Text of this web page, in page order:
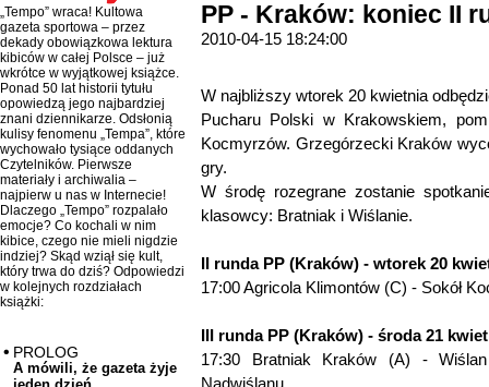
„Tempo” wraca! Kultowa
gazeta sportowa – przez
dekady obowiązkowa lektura
kibiców w całej Polsce – już
wkrótce w wyjątkowej książce.
Ponad 50 lat historii tytułu
opowiedzą jego najbardziej
znani dziennikarze. Odsłonią
kulisy fenomenu „Tempa”, które
wychowało tysiące oddanych
Czytelników. Pierwsze
materiały i archiwalia –
najpierw u nas w Internecie!
Dlaczego „Tempo” rozpalało
emocje? Co kochali w nim
kibice, czego nie mieli nigdzie
indziej? Skąd wziął się kult,
który trwa do dziś? Odpowiedzi
w kolejnych rozdziałach
książki:
PROLOG
A mówili, że gazeta żyje
PP - Kraków: koniec II
2010-04-15 18:24:00
W najbliższy wtorek 20 kwietnia
Pucharu Polski w Krakowskiem,
Kocmyrzów. Grzegórzecki Kraków
gry.
W środę rozegrane zostanie
klasowcy: Bratniak i Wiślanie.
II runda PP (Kraków) - wtorek 20
17:00 Agricola Klimontów (C) - Sokół
III runda PP (Kraków) - środa 21
17:30 Bratniak Kraków (A) -
Nadwiślanu